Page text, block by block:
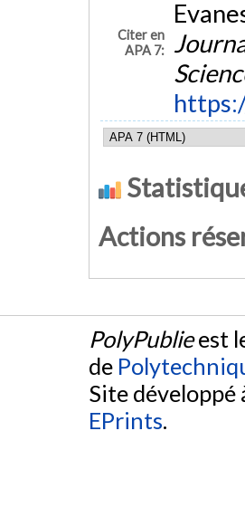
Citer en
APA 7:
Actions
PolyPublieest
de
Site développé
EPrints.